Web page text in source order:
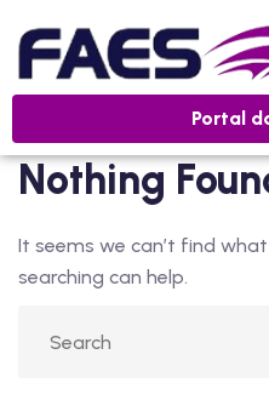
Portal
Nothing
It seems we can’t find
searching can help.